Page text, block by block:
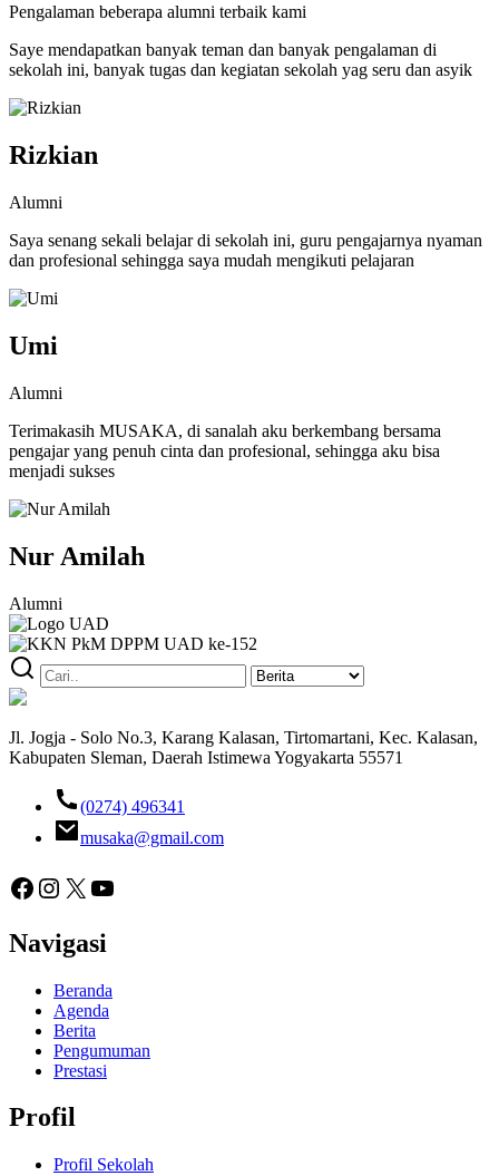
Pengalaman beberapa alumni terbaik kami
Saye mendapatkan banyak teman dan banyak pengalaman di
sekolah ini, banyak tugas dan kegiatan sekolah yag seru dan asyik
Rizkian
Alumni
Saya senang sekali belajar di sekolah ini, guru pengajarnya nyaman
dan profesional sehingga saya mudah mengikuti pelajaran
Umi
Alumni
Terimakasih MUSAKA, di sanalah aku berkembang bersama
pengajar yang penuh cinta dan profesional, sehingga aku bisa
menjadi sukses
Nur Amilah
Alumni
Jl. Jogja - Solo No.3, Karang Kalasan, Tirtomartani, Kec. Kalasan,
Kabupaten Sleman, Daerah Istimewa Yogyakarta 55571
(0274) 496341
musaka@gmail.com
Facebook
Instagram
X YouTube
Navigasi
Beranda
Agenda
Berita
Pengumuman
Prestasi
Profil
Profil Sekolah